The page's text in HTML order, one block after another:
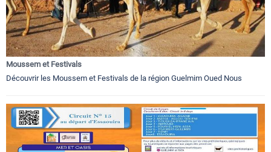
Moussem et Festivals
Découvrir les Moussem et Festivals de la région Guelmim Oued Nous